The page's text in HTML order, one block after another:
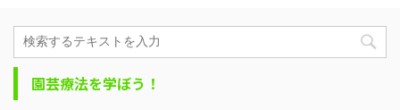
園芸療法を学ぼう！